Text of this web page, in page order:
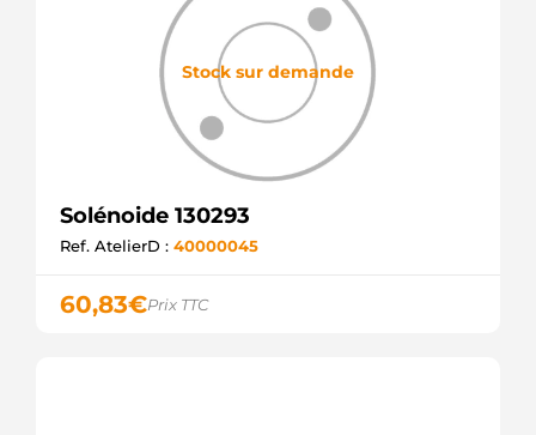
Stock sur demande
Solénoide 130293
Ref. AtelierD : 40000045
60,83€Prix TTC